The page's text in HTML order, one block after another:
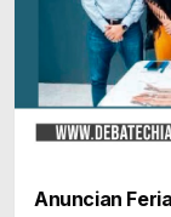
Anuncian